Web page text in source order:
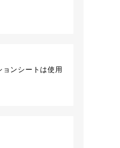
ンシートは使用